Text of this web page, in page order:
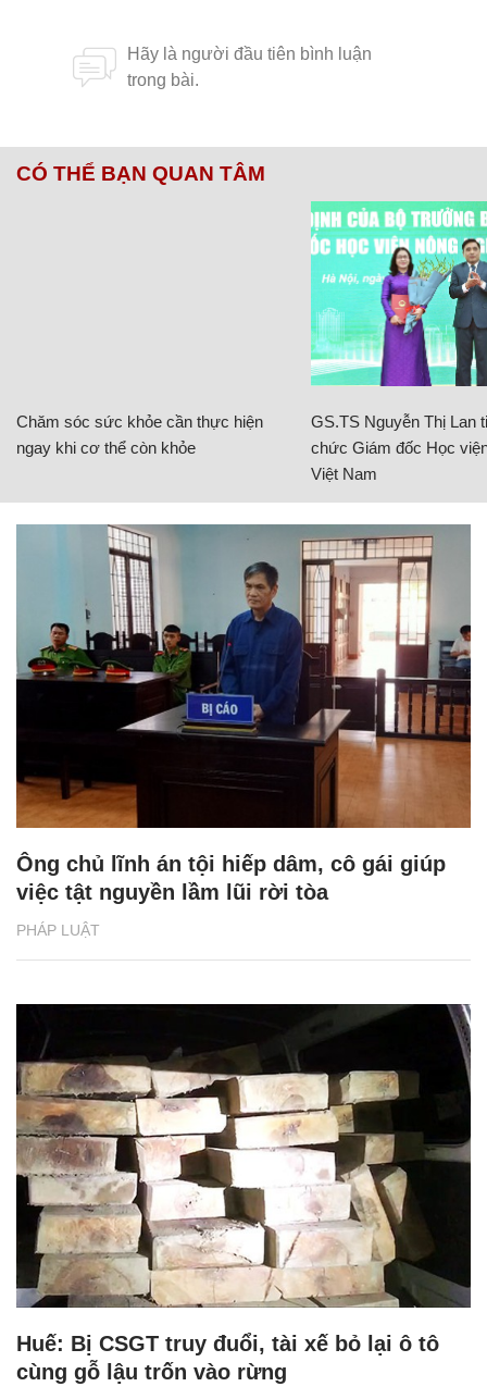
CÓ THỂ BẠN QUAN TÂM
Chăm sóc sức khỏe cần thực hiện
ngay khi cơ thể còn khỏe
GS.TS Nguyễn Thị Lan
chức Giám đốc Học
Việt Nam
PHÁP LUẬT
Ông chủ lĩnh án tội hiếp dâm, cô gái giúp
việc tật nguyền lầm lũi rời tòa
Huế: Bị CSGT truy đuổi, tài xế bỏ lại ô tô
cùng gỗ lậu trốn vào rừng